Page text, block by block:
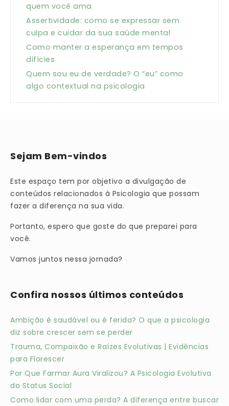
quem você ama
Assertividade: como se expressar sem
culpa e cuidar da sua saúde mental
Como manter a esperança em tempos
difícies
Quem sou eu de verdade? O “eu” como
algo contextual na psicologia
Sejam Bem-vindos
Este espaço tem por objetivo a divulgação de
conteúdos relacionados à Psicologia que possam
fazer a diferença na sua vida.
Portanto, espero que goste do que preparei para
você.
Vamos juntos nessa jornada?
Confira nossos últimos conteúdos
Ambição é saudável ou é ferida? O que a psicologia
diz sobre crescer sem se perder
Trauma, Compaixão e Raízes Evolutivas | Evidências
para Florescer
Por Que Farmar Aura Viralizou? A Psicologia Evolutiva
do Status Social
Como lidar com uma perda? A diferença entre buscar